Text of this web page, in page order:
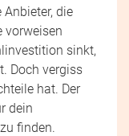
die
vorweisen
sinkt,
Doch vergiss
hat. Der
dein
finden.